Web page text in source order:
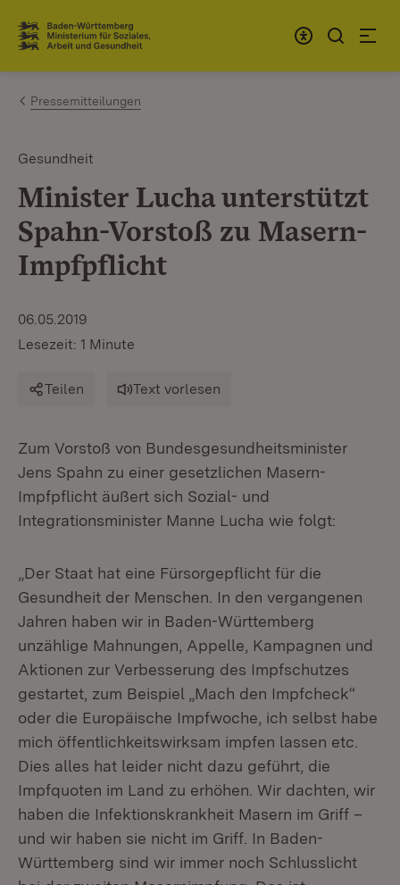
Zum Inhalt springen
Link zur Startseite
Pressemitteilungen
Gesundheit
Minister Lucha unterstützt
Spahn-Vorstoß zu Masern-
Impfpflicht
06.05.2019
Lesezeit: 1 Minute
Teilen Text vorlesen
Zum Vorstoß von Bundesgesundheitsminister
Jens Spahn zu einer gesetzlichen Masern-
Impfpflicht äußert sich Sozial- und
Integrationsminister Manne Lucha wie folgt:
„Der Staat hat eine Fürsorgepflicht für die
Gesundheit der Menschen. In den vergangenen
Jahren haben wir in Baden-Württemberg
unzählige Mahnungen, Appelle, Kampagnen und
Aktionen zur Verbesserung des Impfschutzes
gestartet, zum Beispiel „Mach den Impfcheck“
oder die Europäische Impfwoche, ich selbst habe
mich öffentlichkeitswirksam impfen lassen etc.
Dies alles hat leider nicht dazu geführt, die
Impfquoten im Land zu erhöhen. Wir dachten, wir
haben die Infektionskrankheit Masern im Griff –
und wir haben sie nicht im Griff. In Baden-
Württemberg sind wir immer noch Schlusslicht